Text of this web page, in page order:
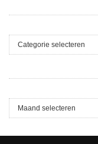
CATEGORIES
ARCHIVES